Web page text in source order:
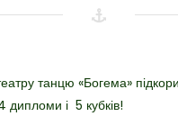
танцю «Богема»
дипломи і 5 кубків!